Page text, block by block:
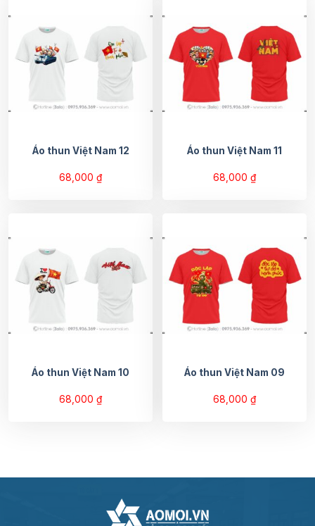
Áo thun Việt Nam 12
68,000 ₫
Áo thun Việt Nam 11
68,000 ₫
Áo thun Việt Nam 10
68,000 ₫
Áo thun Việt Nam 09
68,000 ₫